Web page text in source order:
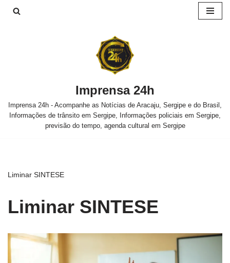
Imprensa 24h
Imprensa 24h - Acompanhe as Notícias de Aracaju, Sergipe e do Brasil,
Informações de trânsito em Sergipe, Informações policiais em Sergipe,
previsão do tempo, agenda cultural em Sergipe
Liminar SINTESE
Liminar SINTESE